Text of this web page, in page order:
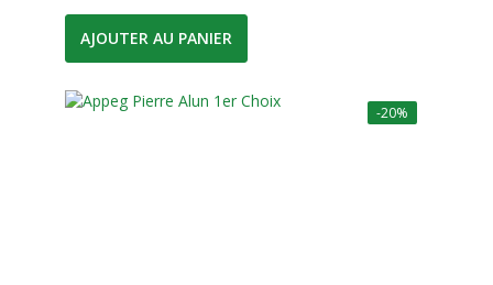
AJOUTER AU PANIER
-20%